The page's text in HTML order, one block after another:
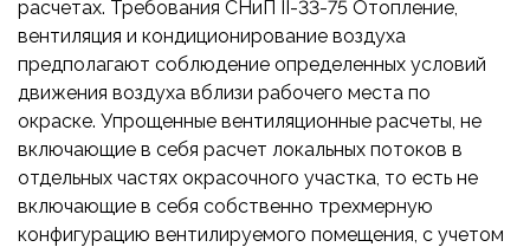
расчетах. Требования СНиП II-33-75 Отопление,
вентиляция и кондиционирование воздуха
предполагают соблюдение определенных условий
движения воздуха вблизи рабочего места по
окраске. Упрощенные вентиляционные расчеты, не
включающие в себя расчет локальных потоков в
отдельных частях окрасочного участка, то есть не
включающие в себя собственно трехмерную
конфигурацию вентилируемого помещения, с учетом